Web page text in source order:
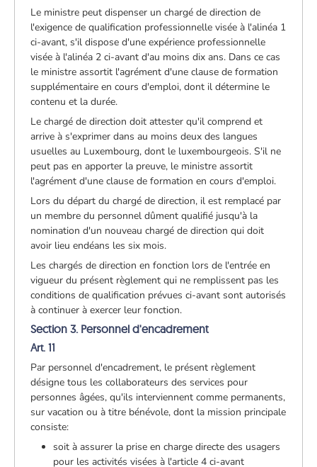
Le ministre peut dispenser un chargé de direction de
l'exigence de qualification professionnelle visée à l'alinéa 1
ci-avant, s'il dispose d'une expérience professionnelle
visée à l'alinéa 2 ci-avant d'au moins dix ans. Dans ce cas
le ministre assortit l'agrément d'une clause de formation
supplémentaire en cours d'emploi, dont il détermine le
contenu et la durée.
Le chargé de direction doit attester qu'il comprend et
arrive à s'exprimer dans au moins deux des langues
usuelles au Luxembourg, dont le luxembourgeois. S'il ne
peut pas en apporter la preuve, le ministre assortit
l'agrément d'une clause de formation en cours d'emploi.
Lors du départ du chargé de direction, il est remplacé par
un membre du personnel dûment qualifié jusqu'à la
nomination d'un nouveau chargé de direction qui doit
avoir lieu endéans les six mois.
Les chargés de direction en fonction lors de l'entrée en
vigueur du présent règlement qui ne remplissent pas les
conditions de qualification prévues ci-avant sont autorisés
à continuer à exercer leur fonction.
Section 3. Personnel d'encadrement
Art. 11
Par personnel d'encadrement, le présent règlement
désigne tous les collaborateurs des services pour
personnes âgées, qu'ils interviennent comme permanents,
sur vacation ou à titre bénévole, dont la mission principale
consiste:
soit à assurer la prise en charge directe des usagers
pour les activités visées à l'article 4 ci-avant